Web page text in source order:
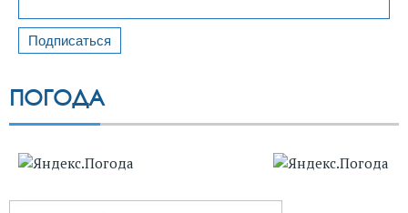
ПОГОДА